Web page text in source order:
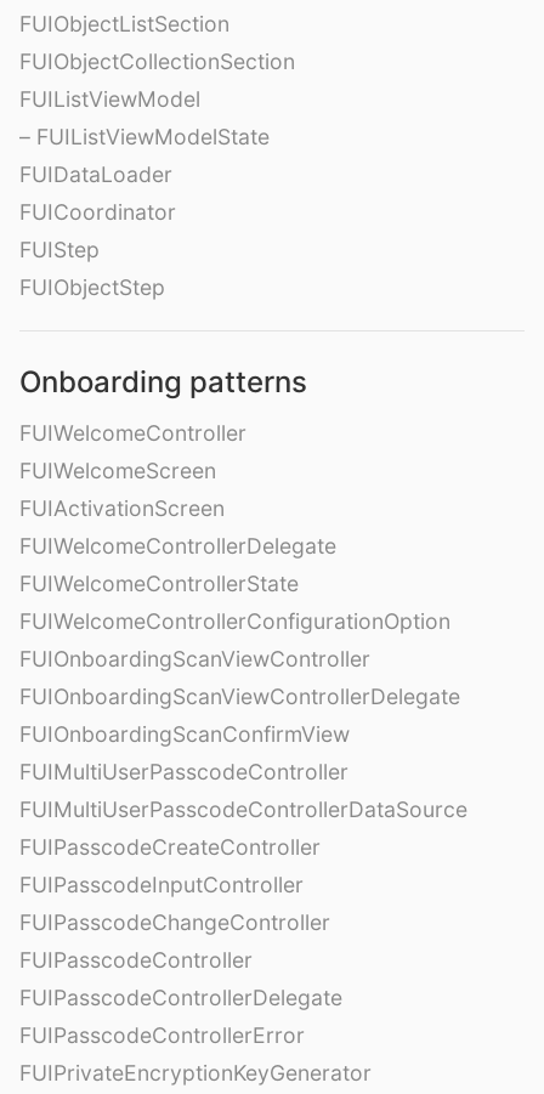
FUIObjectListSection
FUIObjectCollectionSection
FUIListViewModel
– FUIListViewModelState
FUIDataLoader
FUICoordinator
FUIStep
FUIObjectStep
Onboarding patterns
FUIWelcomeController
FUIWelcomeScreen
FUIActivationScreen
FUIWelcomeControllerDelegate
FUIWelcomeControllerState
FUIWelcomeControllerConfigurationOption
FUIOnboardingScanViewController
FUIOnboardingScanViewControllerDelegate
FUIOnboardingScanConfirmView
FUIMultiUserPasscodeController
FUIMultiUserPasscodeControllerDataSource
FUIPasscodeCreateController
FUIPasscodeInputController
FUIPasscodeChangeController
FUIPasscodeController
FUIPasscodeControllerDelegate
FUIPasscodeControllerError
FUIPrivateEncryptionKeyGenerator